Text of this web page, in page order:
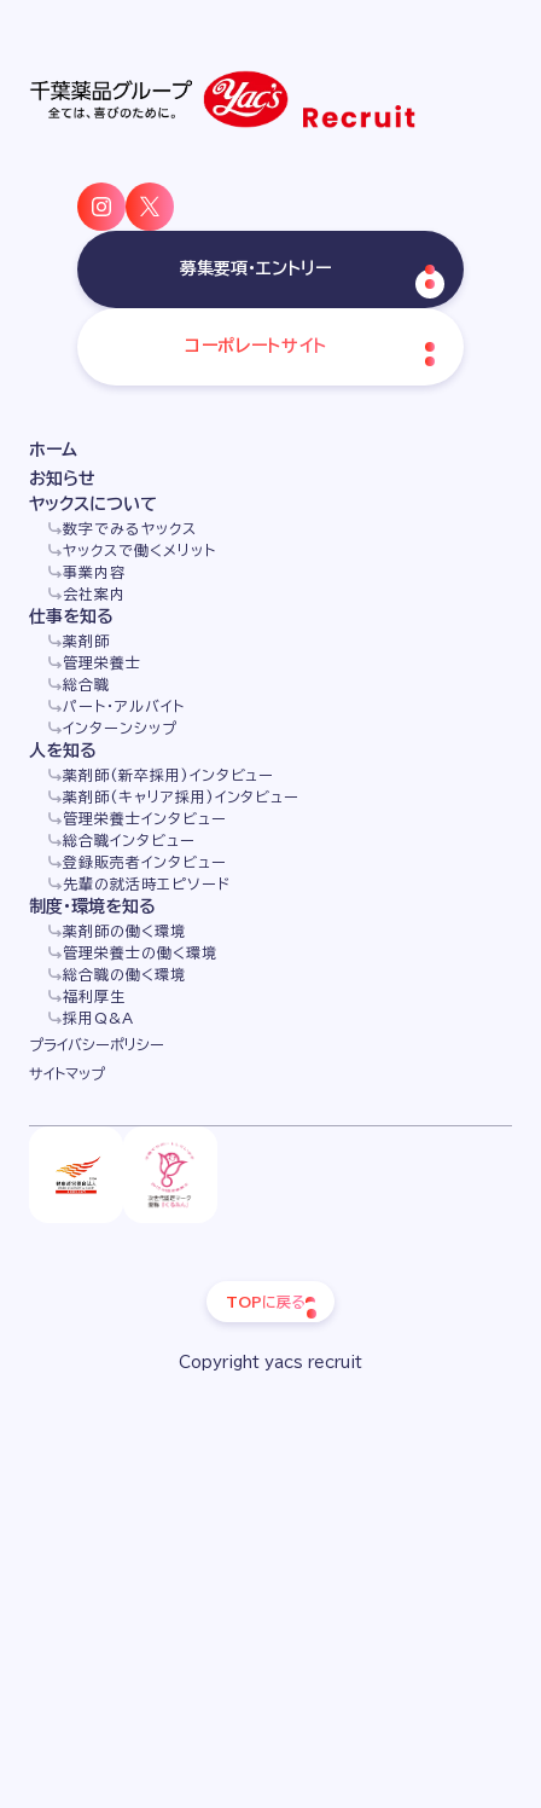
募集要項・エントリー
コーポレートサイト
ホーム
お知らせ
ヤックスについて
数字でみるヤックス
ヤックスで働くメリット
事業内容
会社案内
仕事を知る
薬剤師
管理栄養士
総合職
パート・アルバイト
インターンシップ
人を知る
薬剤師(新卒採用)インタビュー
薬剤師(キャリア採用)インタビュー
管理栄養士インタビュー
総合職インタビュー
登録販売者インタビュー
先輩の就活時エピソード
制度・環境を知る
薬剤師の働く環境
管理栄養士の働く環境
総合職の働く環境
福利厚生
採用Q&A
プライバシーポリシー
サイトマップ
TOPに戻る
Copyright yacs recruit